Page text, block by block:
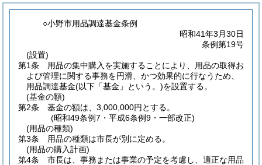
○小野市用品調達基金条例
昭和41年3月30日
条例第19号
(設置)
第1条
用品の集中購入を実施することにより、用品の取得お
よび管理に関する事務を円滑、かつ効果的に行なうため、
用品調達基金(以下「基金」という。)を設置する。
(基金の額)
第2条
基金の額は、3,000,000円とする。
(昭和49条例7・平成6条例9・一部改正)
(用品の種類)
第3条
用品の種類は市長が別に定める。
(用品の購入計画)
第4条
市長は、事務または事業の予定を考慮し、適正な用品